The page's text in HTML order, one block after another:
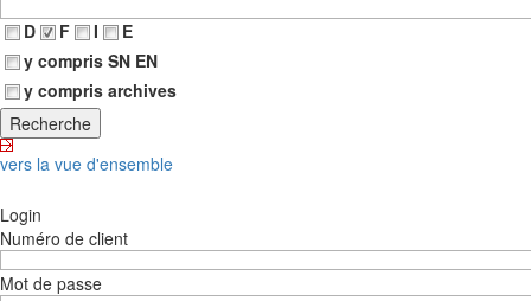
D
F I
E
y compris SN EN
y compris archives
vers la vue d'ensemble
Login
Numéro de client
Mot de passe